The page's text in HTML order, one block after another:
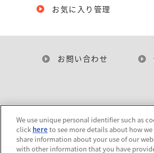
お気に入り管理
お問い合わせ
We use unique personal identifier such as
click here to see more details about how
share information about your use of our
with other information that you have